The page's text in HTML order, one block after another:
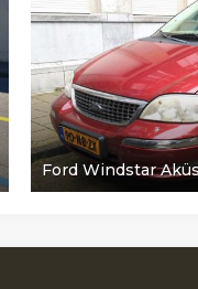
Ford Windstar